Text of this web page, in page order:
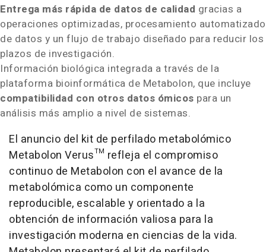
Entrega más rápida de datos de calidad gracias a
operaciones optimizadas, procesamiento automatizado
de datos y un flujo de trabajo diseñado para reducir los
plazos de investigación.
Información biológica integrada a través de la
plataforma bioinformática de Metabolon, que incluye
compatibilidad con otros datos ómicos para un
análisis más amplio a nivel de sistemas.
El anuncio del kit de perfilado metabolómico
Metabolon Verus™ refleja el compromiso
continuo de Metabolon con el avance de la
metabolómica como un componente
reproducible, escalable y orientado a la
obtención de información valiosa para la
investigación moderna en ciencias de la vida.